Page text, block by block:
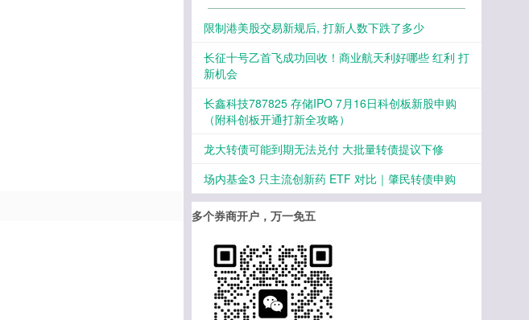
限制港美股交易新规后, 打新人数下跌了多少
长征十号乙首飞成功回收！商业航天利好哪些 红利 打
新机会
长鑫科技787825 存储IPO 7月16日科创板新股申购
（附科创板开通打新全攻略）
龙大转债可能到期无法兑付 大批量转债提议下修
场内基金3 只主流创新药 ETF 对比｜肇民转债申购
多个券商开户，万一免五